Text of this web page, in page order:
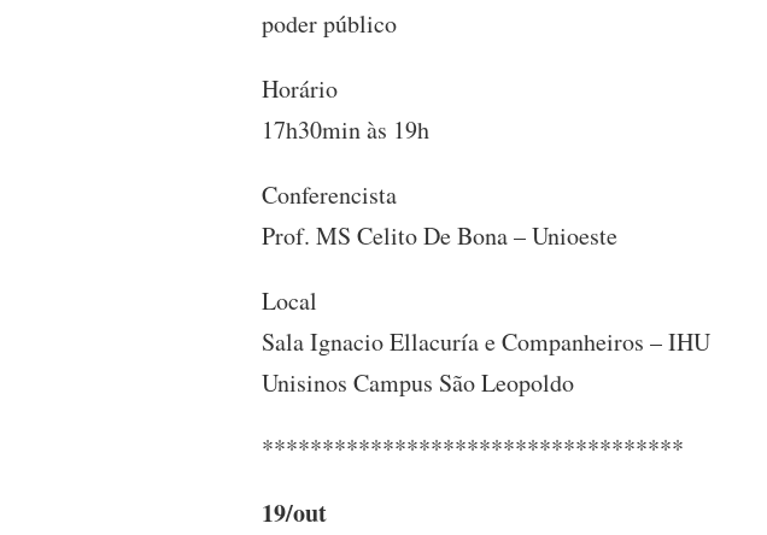
poder público
Horário
17h30min às 19h
Conferencista
Prof. MS Celito De Bona – Unioeste
Local
Sala Ignacio Ellacuría e Companheiros – IHU
Unisinos Campus São Leopoldo
***********************************
19/out